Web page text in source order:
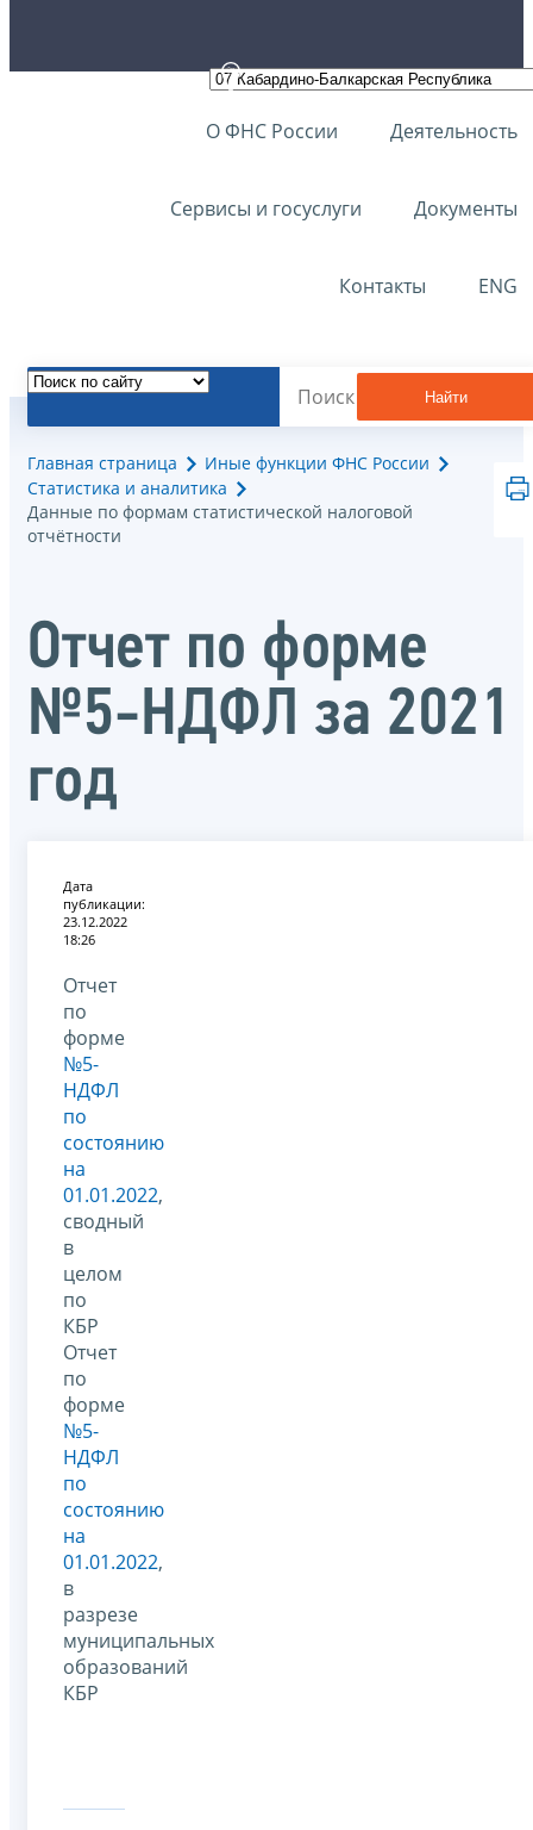
О ФНС России Деятельность
Сервисы и госуслуги Документы
Контакты ENG
Найти
Главная страница
Иные функции ФНС России
Статистика и аналитика
Данные по формам статистической налоговой
отчётности
Отчет по форме
№5-НДФЛ за 2021
год
Дата
публикации:
23.12.2022
18:26
Отчет
по
форме
№5-
НДФЛ
по
состоянию
на
01.01.2022,
сводный
в
целом
по
КБР
Отчет
по
форме
№5-
НДФЛ
по
состоянию
на
01.01.2022,
в
разрезе
муниципальных
образований
КБР